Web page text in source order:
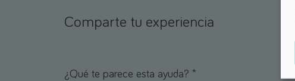
Comparte tu experiencia
¿Qué te parece esta ayuda? *